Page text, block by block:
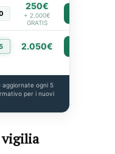
250€
+ 2.000€
GRATIS
2.050€
aggiornate ogni 5
per i nuovi
vigilia